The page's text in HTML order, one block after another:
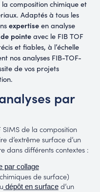
composition chimique et
Adaptés à tous les
expertiseen analyse
pointeavec le FIB TOF
et fiables, à l’échelle
nos analyses FIB-TOF-
de vos projets
par
SIMS de la composition
d’extrême surface d’un
dans différents contextes :
par collage
de surface)
dépôt en surfaced’un